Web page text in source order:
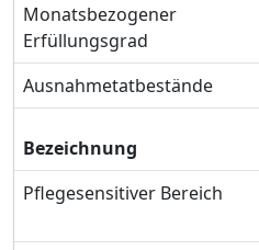
Monatsbezogener
Erfüllungsgrad
Ausnahmetatbestände
Bezeichnung
Pflegesensitiver Bereich